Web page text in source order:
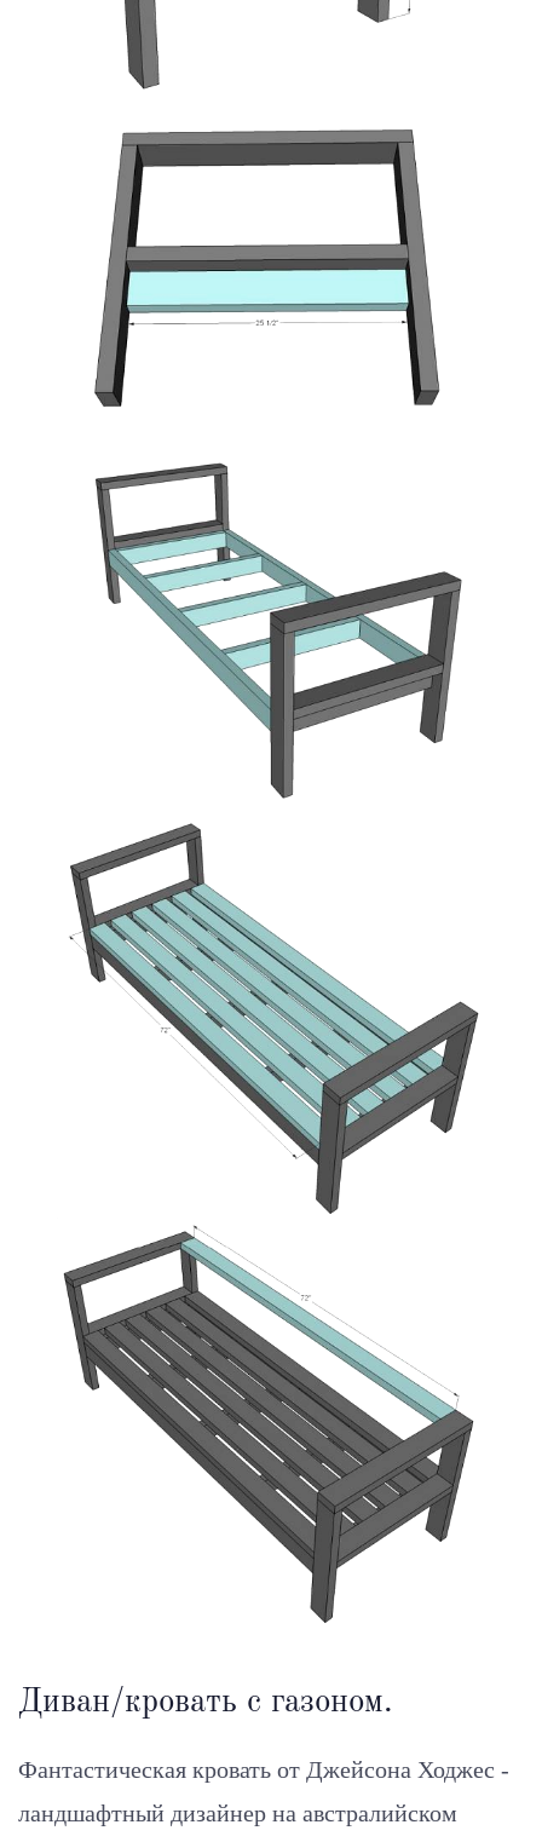
Диван/кровать с газоном.
Фантастическая кровать от Джейсона Ходжес -
ландшафтный дизайнер на австралийском